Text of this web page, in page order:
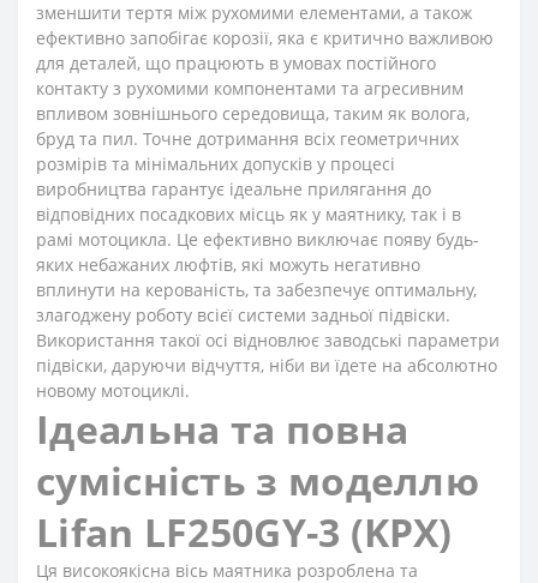
зменшити тертя між рухомими елементами, а також
ефективно запобігає корозії, яка є критично важливою
для деталей, що працюють в умовах постійного
контакту з рухомими компонентами та агресивним
впливом зовнішнього середовища, таким як волога,
бруд та пил. Точне дотримання всіх геометричних
розмірів та мінімальних допусків у процесі
виробництва гарантує ідеальне прилягання до
відповідних посадкових місць як у маятнику, так і в
рамі мотоцикла. Це ефективно виключає появу будь-
яких небажаних люфтів, які можуть негативно
вплинути на керованість, та забезпечує оптимальну,
злагоджену роботу всієї системи задньої підвіски.
Використання такої осі відновлює заводські параметри
підвіски, даруючи відчуття, ніби ви їдете на абсолютно
новому мотоциклі.
Ідеальна та повна
сумісність з моделлю
Lifan LF250GY-3 (KPX)
Ця високоякісна вісь маятника розроблена та